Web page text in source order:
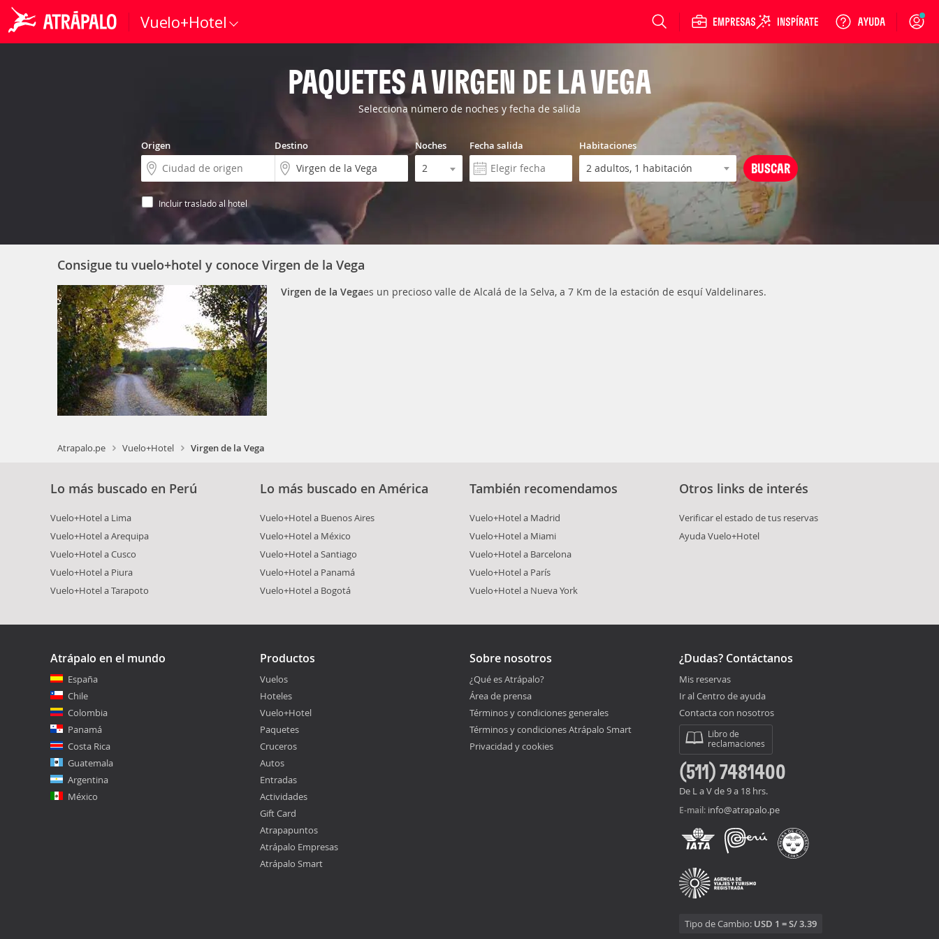
Vuelo+Hotel Login
PAQUETES A VIRGEN DE LA VEGA
Selecciona número de noches y fecha de salida
Origen Destino Noches Fecha salida Habitaciones
Incluir traslado al hotel
Consigue tu vuelo+hotel y conoce Virgen de la Vega
Virgen de la Vegaes un precioso valle de Alcalá de la Selva, a 7 Km de la estación de esquí Valdelinares.
Atrapalo.pe Vuelo+Hotel Virgen de la Vega
Lo más buscado en Perú
Vuelo+Hotel a Lima
Vuelo+Hotel a Arequipa
Vuelo+Hotel a Cusco
Vuelo+Hotel a Piura
Vuelo+Hotel a Tarapoto
Lo más buscado en América
Vuelo+Hotel a Buenos Aires
Vuelo+Hotel a México
Vuelo+Hotel a Santiago
Vuelo+Hotel a Panamá
Vuelo+Hotel a Bogotá
También recomendamos
Vuelo+Hotel a Madrid
Vuelo+Hotel a Miami
Vuelo+Hotel a Barcelona
Vuelo+Hotel a París
Vuelo+Hotel a Nueva York
Otros links de interés
Verificar el estado de tus reservas
Ayuda Vuelo+Hotel
Atrápalo en el mundo
España
Chile
Colombia
Panamá
Costa Rica
Guatemala
Argentina
México
Productos
Vuelos
Hoteles
Vuelo+Hotel
Paquetes
Cruceros
Autos
Entradas
Actividades
Gift Card
Atrapapuntos
Atrápalo Empresas
Atrápalo Smart
Sobre nosotros
¿Qué es Atrápalo?
Área de prensa
Términos y condiciones generales
Términos y condiciones Atrápalo Smart
Privacidad y cookies
¿Dudas? Contáctanos
Mis reservas
Ir al Centro de ayuda
Contacta con nosotros
Libro de
reclamaciones
(511) 7481400
De L a V de 9 a 18 hrs.
E-mail: info@atrapalo.pe
Tipo de Cambio: USD 1 = S/ 3.39